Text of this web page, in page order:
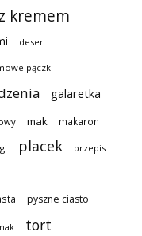
kremem
deser
pączki
galaretka
mak makaron
placek przepis
pyszne ciasto
tort